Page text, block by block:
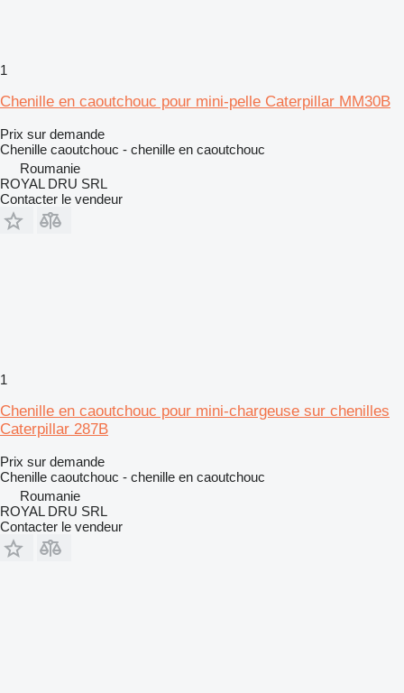
1
Chenille en caoutchouc pour mini-pelle Caterpillar MM30B
Prix sur demande
Chenille caoutchouc - chenille en caoutchouc
Roumanie
ROYAL DRU SRL
Contacter le vendeur
1
Chenille en caoutchouc pour mini-chargeuse sur chenilles
Caterpillar 287B
Prix sur demande
Chenille caoutchouc - chenille en caoutchouc
Roumanie
ROYAL DRU SRL
Contacter le vendeur